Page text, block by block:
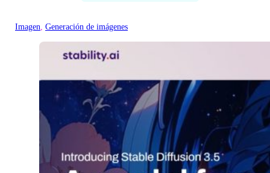
Imagen, Generación de imágenes